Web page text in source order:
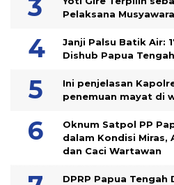
Pelaksana
Janji Palsu Batik Air:
Dishub Papua
Ini penjelasan
penemuan mayat di
Oknum Satpol PP
dalam Kondisi Miras,
dan Caci Wartawan
DPRP Papua Tengah